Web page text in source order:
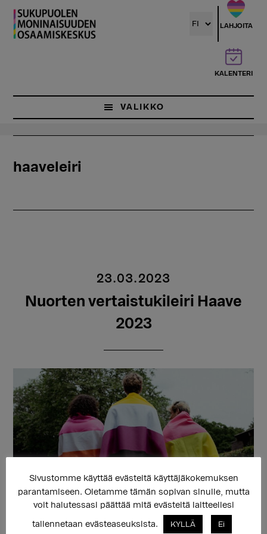
Hyppää
pääsisältöön
LAHJOITA
KALENTERI
VALIKKO
haaveleiri
23.03.2023
Nuorten vertaistukileiri Haave
2023
Haave on vertaistukileiri sukupuolivähemmistöihin
kuuluville ja sukupuoltaan pohtiville 15–21-vuotiaille.
Leiri järjestetään 21.–23.4.2022 Kirkkonummella.
Sivustomme käyttää evästeitä käyttäjäkokemuksen
parantamiseen. Oletamme tämän sopivan sinulle, mutta
voit halutessasi päättää mitä evästeitä laitteellesi
tallennetaan evästeaseuksista. KYLLÄ Ei